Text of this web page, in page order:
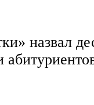
назвал